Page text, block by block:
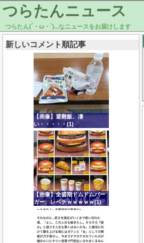
つらたんニュース
つらたん(´・ω・`)...なニュースをお届けします
新しいコメント順記事
【画像】避難飯、凄
い・・・・・(1)
【画像】全盛期ドムドムバー
ガー、レベチｗｗｗｗｗ(1)